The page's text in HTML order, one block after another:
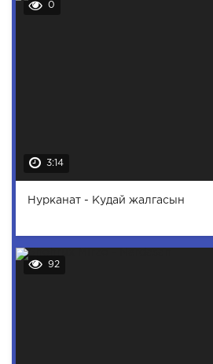
0
3:14
Нурканат - Кудай жалгасын
92